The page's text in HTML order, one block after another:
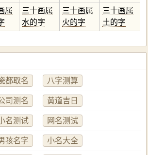
属
三十画属
水的字
三十画属
火的字
三十画属
土的字
都取名 八字测算
司测名 黄道吉日
名测试 网名测试
孩名字 小名大全